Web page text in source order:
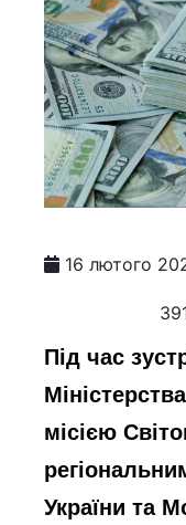
16 лютого
Під час
місією
України та